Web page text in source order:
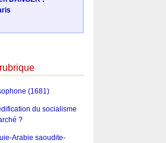
(1681)
du socialisme
?
Arabie saoudite-